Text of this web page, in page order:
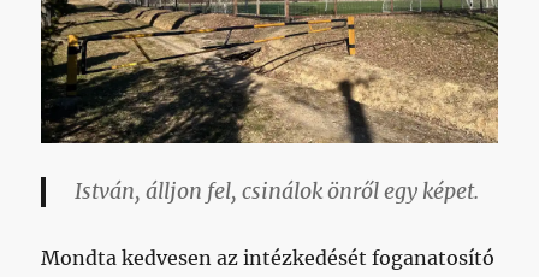
István, álljon fel, csinálok önről egy képet.
Mondta kedvesen az intézkedését foganatosító